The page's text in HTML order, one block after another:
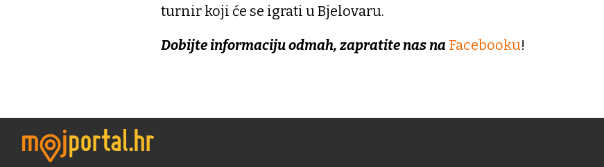
turnir koji će se igrati u Bjelovaru.
Dobijte informaciju odmah, zapratite nas na Facebooku!